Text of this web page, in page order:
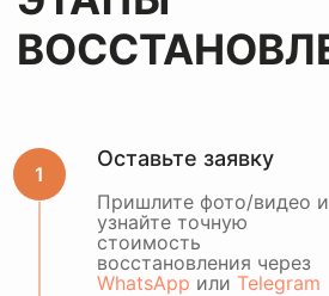
Оставьте заявку
Пришлите фото/видео и
узнайте точную
стоимость
восстановления через
WhatsApp или Telegram
ОСТАВИТЬ ЗАЯВКУ
Оставьте заявкуи мы с
или оценить по
WhatsApp